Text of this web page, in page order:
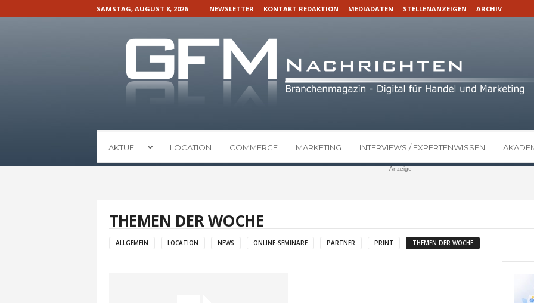
SAMSTAG, AUGUST 8, 2026 NEWSLETTER KONTAKT REDAKTION MEDIADATEN STELLENANZEIGEN ARCHIV
M
h
AKTUELL LOCATION COMMERCE MARKETING INTERVIEWS / EXPERTENWISSEN
Anzeige
THEMEN DER WOCHE
ALLGEMEIN LOCATION NEWS ONLINE-SEMINARE PARTNER PRINT THEMEN DER WOCHE